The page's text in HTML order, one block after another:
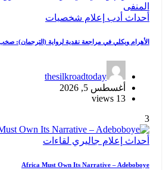
أحداث أدب إعلام شخصيات
الأهرام ويكلي في مراجعة نقدية لرواية (الترجمان):
thesilkroadtoday
أغسطس 5, 2026
13 views
3
أحداث إعلام جاليري لقاءات
Africa Must Own Its Narrative – Adeboboye